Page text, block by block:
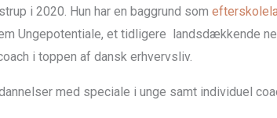
i 2020. Hun har en baggrund som
Ungepotentiale, et tidligere landsdækkende
i toppen af dansk erhvervsliv.
med speciale i unge samt individuel